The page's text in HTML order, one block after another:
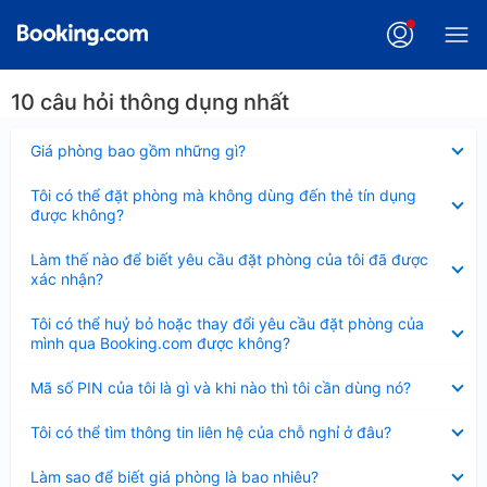
10 câu hỏi thông dụng nhất
Giá phòng bao gồm những gì?
thu
Tôi có thể đặt phòng mà không dùng đến thẻ tín dụng
được không?
thu
gọn
Làm thế nào để biết yêu cầu đặt phòng của tôi đã được
xác nhận?
thu
gọn
Tôi có thể huỷ bỏ hoặc thay đổi yêu cầu đặt phòng của
mình qua Booking.com được không?
thu
gọn
Mã số PIN của tôi là gì và khi nào thì tôi cần dùng nó?
thu
Tôi có thể tìm thông tin liên hệ của chỗ nghỉ ở đâu?
thu
Làm sao để biết giá phòng là bao nhiêu?
thu